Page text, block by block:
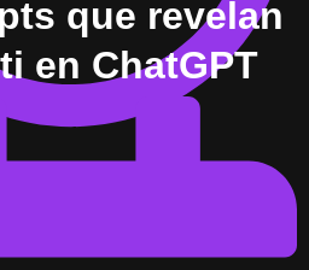
que revelan
en ChatGPT